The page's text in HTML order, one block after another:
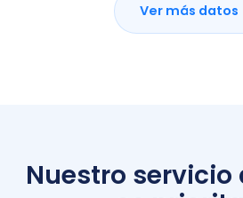
Ver más datos
Nuestro servicio